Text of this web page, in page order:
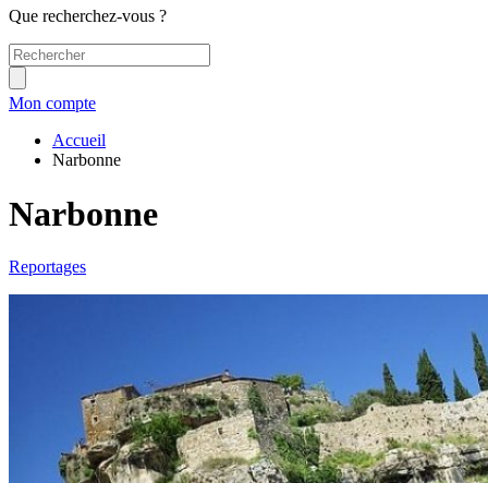
Que recherchez-vous ?
Mon compte
Accueil
Narbonne
Narbonne
Reportages